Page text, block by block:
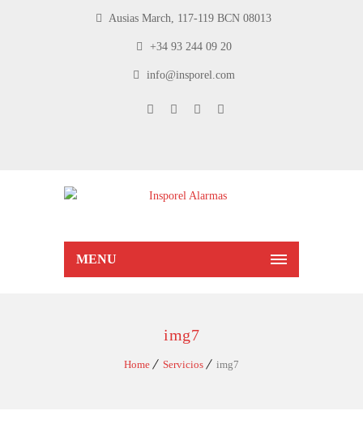
Ausias March, 117-119 BCN 08013
+34 93 244 09 20
info@insporel.com
MENU
img7
Home Servicios img7